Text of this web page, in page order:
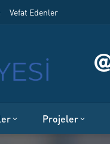
Vefat Edenler
Projeler